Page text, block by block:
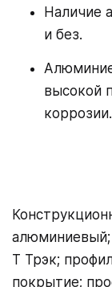
Наличие
и без.
высокой
коррозии.
алюминиевый;
Т Трэк;
покрытие;